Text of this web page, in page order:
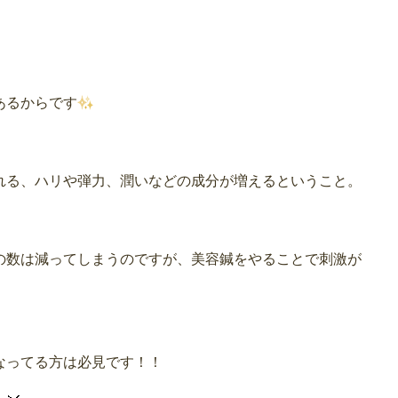
るからです
、ハリや弾力、潤いなどの成分が増えるということ。
は減ってしまうのですが、美容鍼をやることで刺激が
てる方は必見です！！